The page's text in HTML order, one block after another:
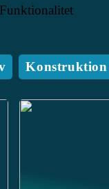
Konstruktion